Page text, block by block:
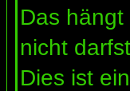
Das
nicht
Dies ist